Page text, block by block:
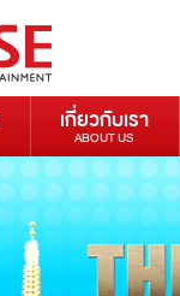
เกี่ยวกับเรา
ABOUT US